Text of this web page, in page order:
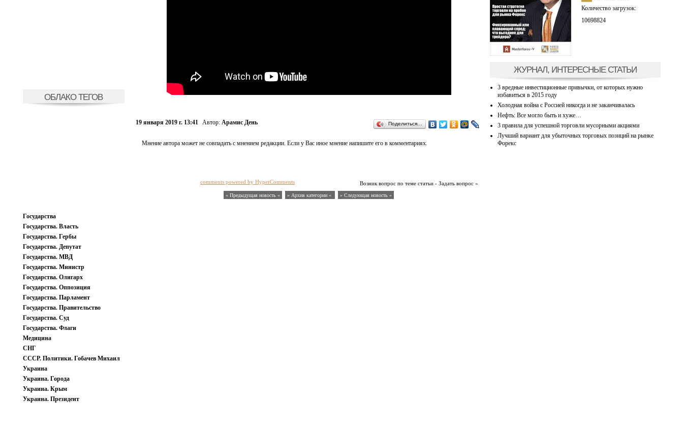
ОБЛАКО ТЕГОВ
Государства
Государства. Власть
Государства. Гербы
Государства. Депутат
Государства. МВД
Государства. Министр
Государства. Олигарх
Государства. Оппозиция
Государства. Парламент
Государства. Правительство
Государства. Суд
Государства. Флаги
Медицина
СНГ
СССР. Политики. Гобачев Михаил
Украина
Украина. Города
Украина. Крым
Украина. Президент
19 января 2019 г. 13:41 Автор: Арамис День Поделиться…
Мнение автора может не совпадать с мнением редакции. Если у Вас иное мнение напишите его в комментариях.
Возник вопрос по теме статьи - Задать вопрос »
comments powered by HyperComments
« Предыдущая новость « » Архив категории « » Следующая новость »
Количество загрузок:
10698824
ЖУРНАЛ, ИНТЕРЕСНЫЕ СТАТЬИ
3 вредные инвестиционные привычки, от которых нужно
избавиться в 2015 году
Холодная война с Россией никогда и не заканчивалась
Нефть: Все могло быть и хуже…
3 правила для успешной торговли мусорными акциями
Лучший вариант для убыточных торговых позиций на рынке
Форекс